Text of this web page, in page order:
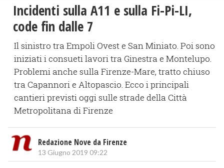
Incidenti sulla A11 e sulla Fi-Pi-LI,
code fin dalle 7
Il sinistro tra Empoli Ovest e San Miniato. Poi sono
iniziati i consueti lavori tra Ginestra e Montelupo.
Problemi anche sulla Firenze-Mare, tratto chiuso
tra Capannori e Altopascio. Ecco i principali
cantieri previsti oggi sulle strade della Città
Metropolitana di Firenze
Redazione Nove da Firenze
13 Giugno 2019 09:22